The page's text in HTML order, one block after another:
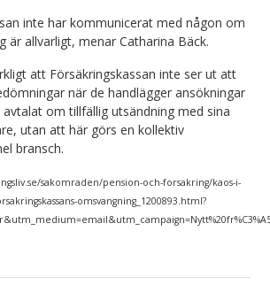
inte har kommunicerat med någon om
är allvarligt, menar Catharina Bäck.
att Försäkringskassan inte ser ut att
när de handlägger ansökningar
om tillfällig utsändning med sina
utan att här görs en kollektiv
bransch.
sakomraden/pension-och-forsakring/kaos-i-
omsvangning_1200893.html?